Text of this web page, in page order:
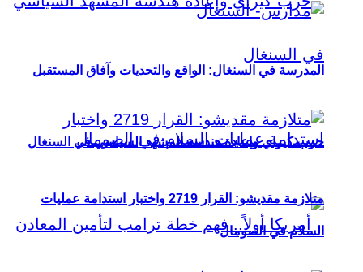
حزب كيراي وإعادة هندسة المشهد السياسي في السنغال
المدرسة في السنغال: الواقع والتحديات وآفاق المستقبل
متلازمة مقديشو: القرار 2719 واختبار استدامة عمليات
السلام في الصومال